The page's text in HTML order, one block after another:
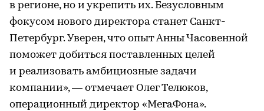
в регионе, но и укрепить их. Безусловным
фокусом нового директора станет Санкт-
Петербург. Уверен, что опыт Анны Часовенной
поможет добиться поставленных целей
и реализовать амбициозные задачи
компании», — отмечает Олег Телюков,
операционный директор «МегаФона».